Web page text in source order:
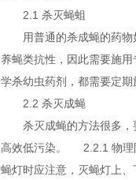
2.1 杀灭蝇蛆
用普通的杀成蝇的药
养蝇类抗性，因此需要施
学杀幼虫药剂，都需要定
2.2 杀灭成蝇
杀灭成蝇的方法很多
高效低污染。 2.2.1 物理
蝇灯时应注意，灭蝇灯上